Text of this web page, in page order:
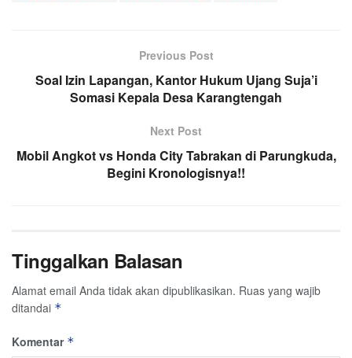
Previous Post
Soal Izin Lapangan, Kantor Hukum Ujang Suja’i
Somasi Kepala Desa Karangtengah
Next Post
Mobil Angkot vs Honda City Tabrakan di Parungkuda,
Begini Kronologisnya!!
Tinggalkan Balasan
Alamat email Anda tidak akan dipublikasikan. Ruas yang wajib
ditandai *
Komentar *